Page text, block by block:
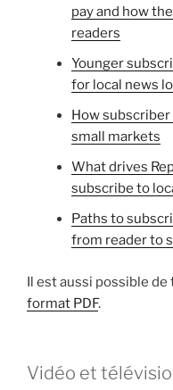
pay and how
readers
Younger
for local news
How
small markets
What drives
subscribe to
Paths to
from reader to
Il est aussi possible
format PDF.
Vidéo et